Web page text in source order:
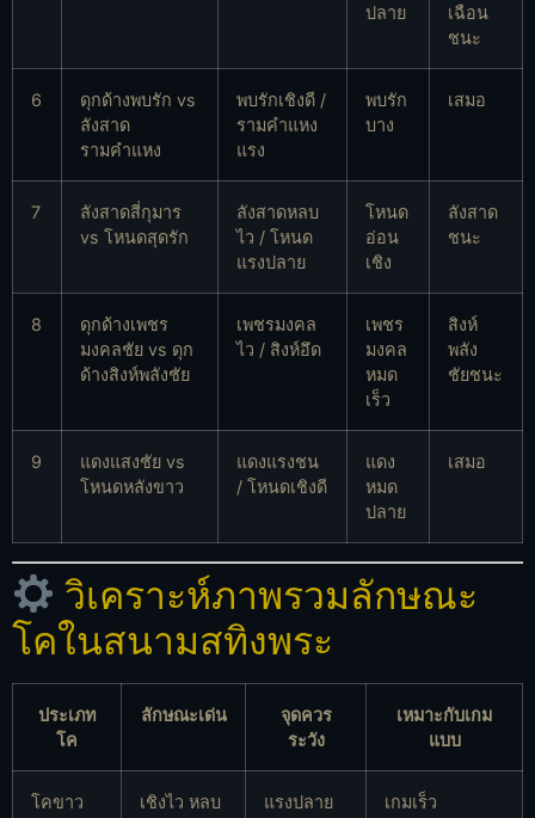
ปลาย
เฉือน
ชนะ
6
ดุกด้างพบรัก vs
ลังสาด
รามคำแหง
พบรักเชิงดี /
รามคำแหง
แรง
พบรัก
บาง
เสมอ
7
ลังสาดสี่กุมาร
vs โหนดสุดรัก
ลังสาดหลบ
ไว / โหนด
แรงปลาย
โหนด
อ่อน
เชิง
ลังสาด
ชนะ
8
ดุกด้างเพชร
มงคลชัย vs ดุก
ด้างสิงห์พลังชัย
เพชรมงคล
ไว / สิงห์อึด
เพชร
มงคล
หมด
เร็ว
สิงห์
พลัง
ชัยชนะ
9
แดงแสงชัย vs
โหนดหลังขาว
แดงแรงชน
/ โหนดเชิงดี
แดง
หมด
ปลาย
เสมอ
วิเคราะห์ภาพรวมลักษณะ
โคในสนามสทิงพระ
ประเภท
โค
ลักษณะเด่น
จุดควร
ระวัง
เหมาะกับเกม
แบบ
โคขาว
เชิงไว หลบ
แรงปลาย
เกมเร็ว